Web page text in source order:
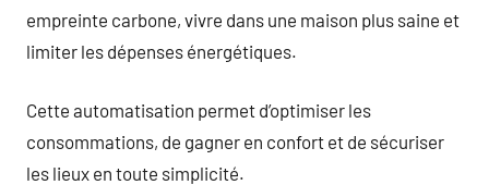
empreinte carbone, vivre dans une maison plus saine et
limiter les dépenses énergétiques.
Cette automatisation permet d’optimiser les
consommations, de gagner en confort et de sécuriser
les lieux en toute simplicité.